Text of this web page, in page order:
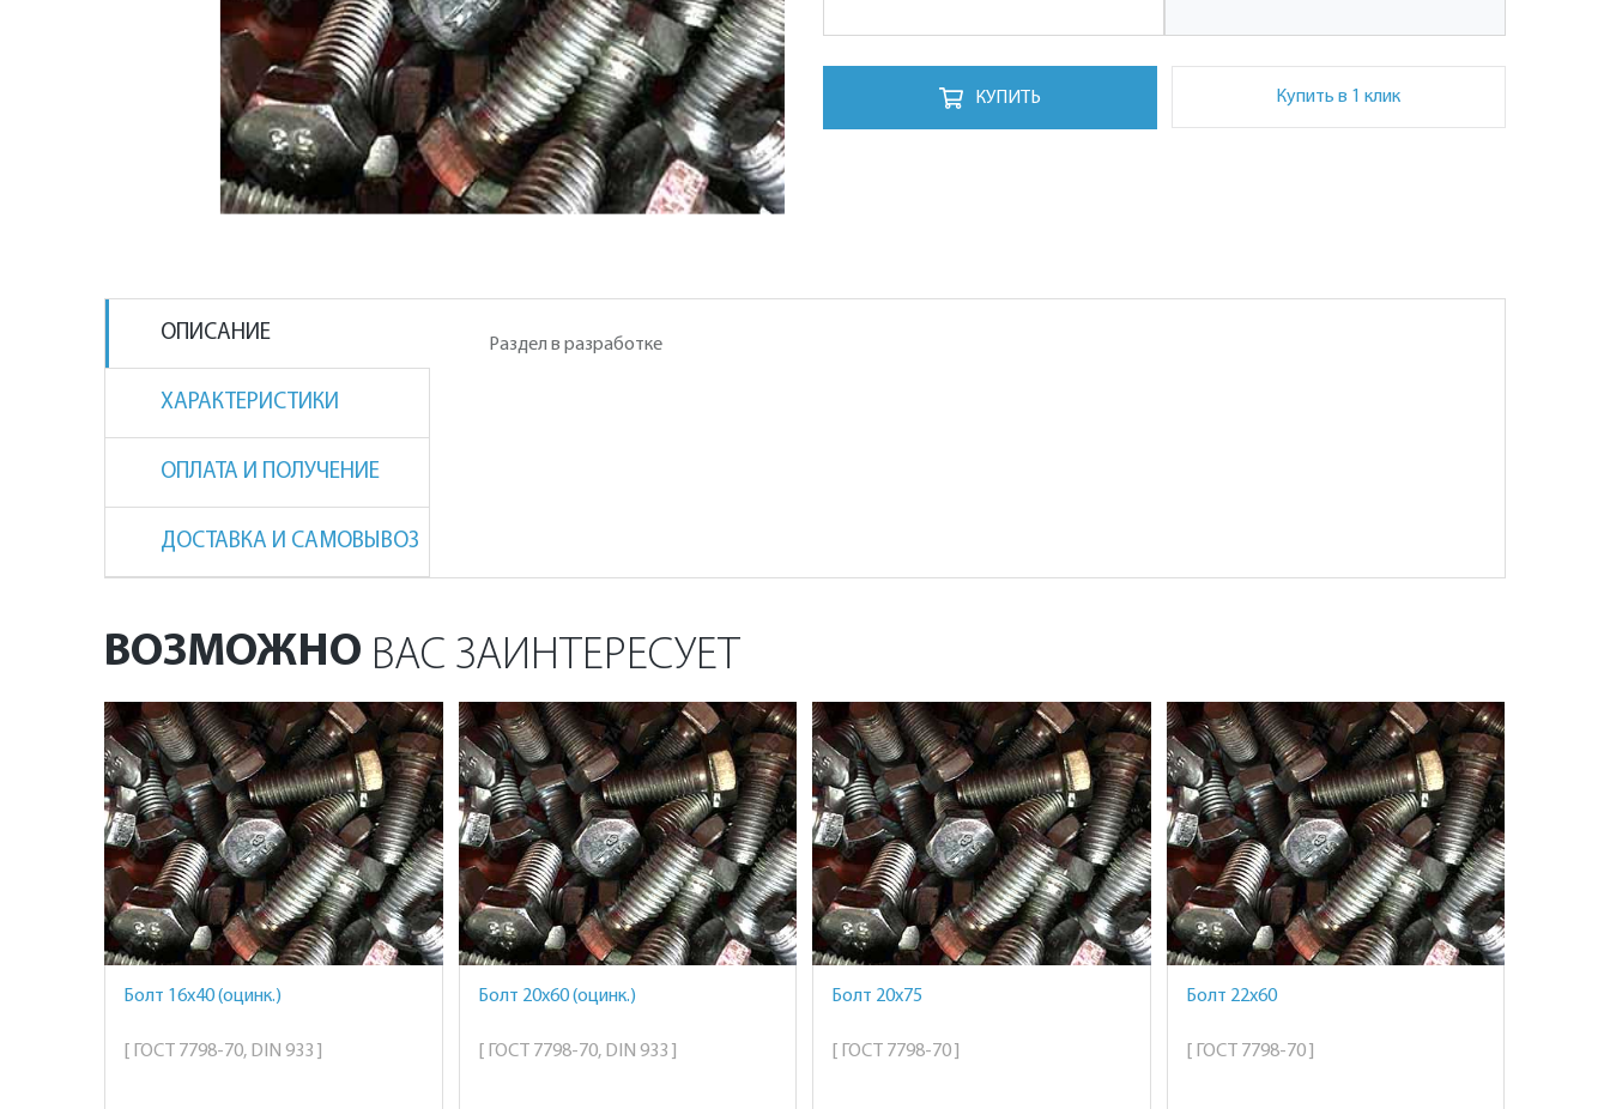
КУПИТЬ Купить в 1 клик
ОПИСАНИЕ
ХАРАКТЕРИСТИКИ
ОПЛАТА И ПОЛУЧЕНИЕ
ДОСТАВКА И САМОВЫВОЗ
Раздел в разработке
ВОЗМОЖНО ВАС ЗАИНТЕРЕСУЕТ
Болт 16х40 (оцинк.)
[ ГОСТ 7798-70, DIN 933 ]
Болт 20х60 (оцинк.)
[ ГОСТ 7798-70, DIN 933 ]
Болт 20х75
[ ГОСТ 7798-70 ]
Болт 22х60
[ ГОСТ 7798-70 ]